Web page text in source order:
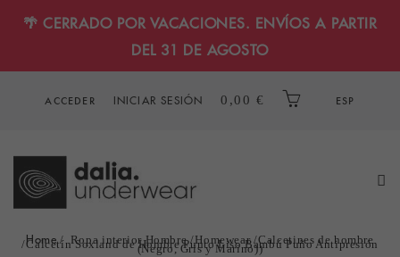
🌴 CERRADO POR VACACIONES. ENVÍOS A PARTIR
DEL 31 DE AGOSTO
ACCEDER INICIAR SESIÓN 0,00 € ESP
Home Ropa interior Hombre Homewear Calcetines de hombre
Calcetín Soxland de Hombre Punto Liso Bambú Puño Antipresión
(Negro, Gris y Marino))